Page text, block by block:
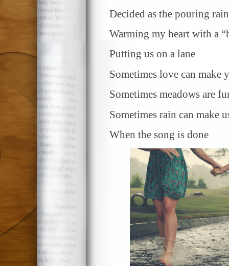
Decided as the pouring rain
Warming my heart with a
Putting us on a lane
Sometimes love can make
Sometimes meadows are
Sometimes rain can make
When the song is done